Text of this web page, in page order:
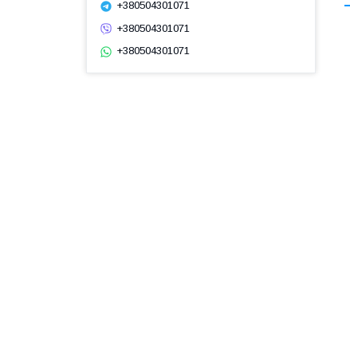
+380504301071
+380504301071
+380504301071